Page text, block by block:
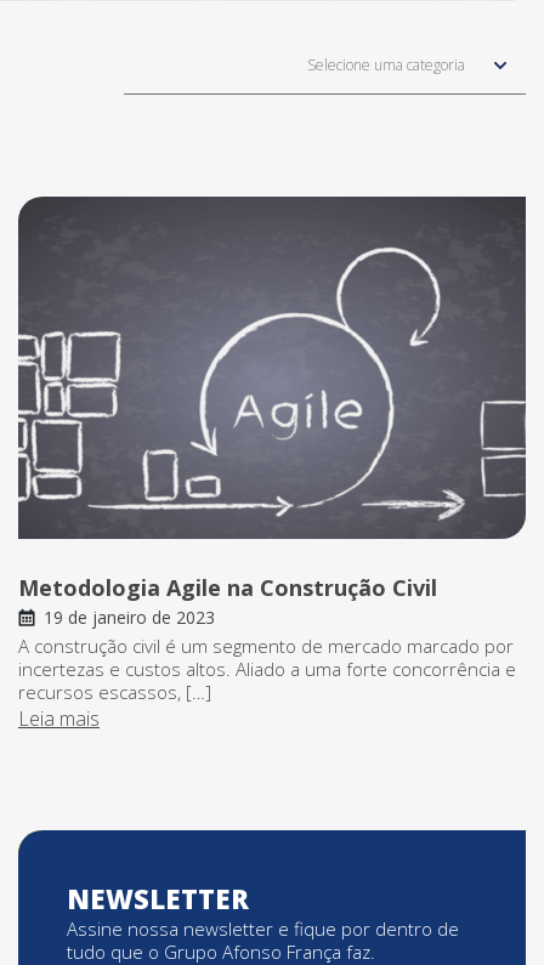
Selecione uma categoria
Metodologia Agile na Construção Civil
19 de janeiro de 2023
A construção civil é um segmento de mercado marcado por
incertezas e custos altos. Aliado a uma forte concorrência e
recursos escassos, […]
Leia mais
NEWSLETTER
Assine nossa newsletter e fique por dentro de
tudo que o Grupo Afonso França faz.